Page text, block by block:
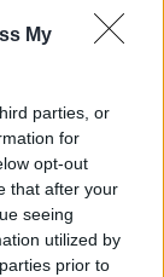
My
parties, or
for
opt-out
that after your
seeing
utilized by
prior to
G20